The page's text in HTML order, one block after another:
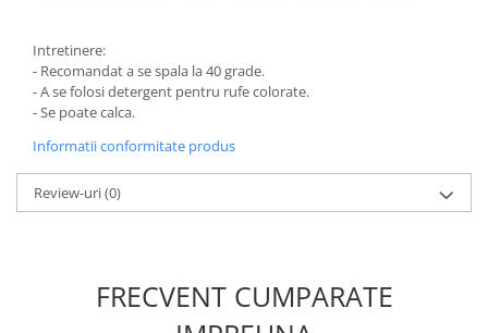
Intretinere:
- Recomandat a se spala la 40 grade.
- A se folosi detergent pentru rufe colorate.
- Se poate calca.
Informatii conformitate produs
Review-uri(0)
FRECVENT CUMPARATE